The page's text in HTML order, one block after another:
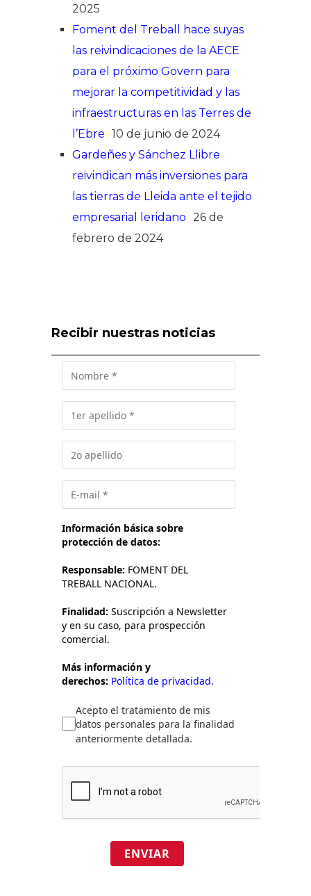
2025
Foment del Treball hace suyas
las reivindicaciones de la AECE
para el próximo Govern para
mejorar la competitividad y las
infraestructuras en las Terres de
l’Ebre 10 de junio de 2024
Gardeñes y Sánchez Llibre
reivindican más inversiones para
las tierras de Lleida ante el tejido
empresarial leridano 26 de
febrero de 2024
Recibir nuestras noticias
Información básica sobre
protección de datos:
Responsable: FOMENT DEL
TREBALL NACIONAL.
Finalidad: Suscripción a Newsletter
y en su caso, para prospección
comercial.
Más información y
derechos: Política de privacidad.
Acepto el tratamiento de mis
datos personales para la finalidad
anteriormente detallada.
ENVIAR